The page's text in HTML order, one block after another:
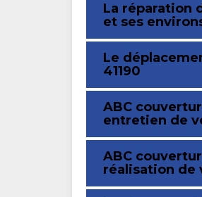
La réparation
et ses
Le
41190
ABC
entretien de
ABC
réalisation de